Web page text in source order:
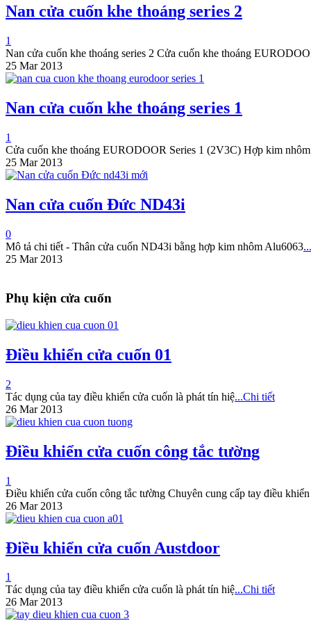
Nan cửa cuốn khe thoáng series 2
1
Nan cửa cuốn khe thoáng series 2 Cửa cuốn khe thoáng
25 Mar 2013
Nan cửa cuốn khe thoáng series 1
1
Cửa cuốn khe thoáng EURODOOR Series 1 (2V3C) Hợp kim nhôm
25 Mar 2013
Nan cửa cuốn Đức ND43i
0
Mô tả chi tiết - Thân cửa cuốn ND43i bằng hợp kim nhôm Alu6063
25 Mar 2013
Phụ kiện cửa cuốn
Điều khiển cửa cuốn 01
2
Tác dụng của tay điều khiển cửa cuốn là phát tín hiệ...Chi tiết
26 Mar 2013
Điều khiển cửa cuốn công tắc tường
1
Điều khiển cửa cuốn công tắc tường Chuyên cung cấp tay điều
26 Mar 2013
Điều khiển cửa cuốn Austdoor
1
Tác dụng của tay điều khiển cửa cuốn là phát tín hiệ...Chi tiết
26 Mar 2013